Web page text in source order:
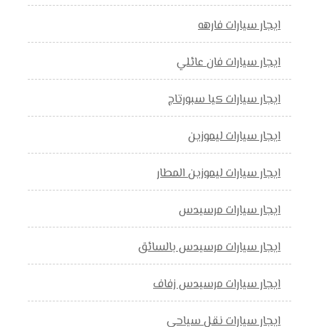
ايجار سيارات فارهه
ايجار سيارات فان عائلي
ايجار سيارات كيا سبورتاج
ايجار سيارات ليموزين
ايجار سيارات ليموزين المطار
ايجار سيارات مرسيدس
ايجار سيارات مرسيدس بالسائق
ايجار سيارات مرسيدس زفاف
ايجار سيارات نقل سياحي